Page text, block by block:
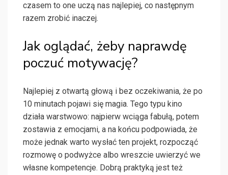
czasem to one uczą nas najlepiej, co następnym
razem zrobić inaczej.
Jak oglądać, żeby naprawdę
poczuć motywację?
Najlepiej z otwartą głową i bez oczekiwania, że po
10 minutach pojawi się magia. Tego typu kino
działa warstwowo: najpierw wciąga fabułą, potem
zostawia z emocjami, a na końcu podpowiada, że
może jednak warto wysłać ten projekt, rozpocząć
rozmowę o podwyżce albo wreszcie uwierzyć we
własne kompetencje. Dobrą praktyką jest też